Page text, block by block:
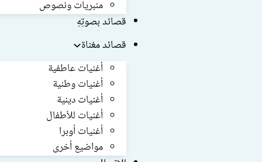
منبريات ونصوص
قصائد بصوتِهِ
قصائد مغناة
أغنيات عاطفية
أغنيات وطنية
أغنيات دينية
أغنيات للأطفال
أغنيات أوبرا
مواضيع أخرى